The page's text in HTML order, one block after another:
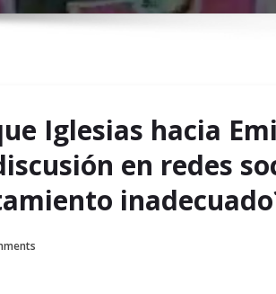
r
u
Iglesias hacia
en redes